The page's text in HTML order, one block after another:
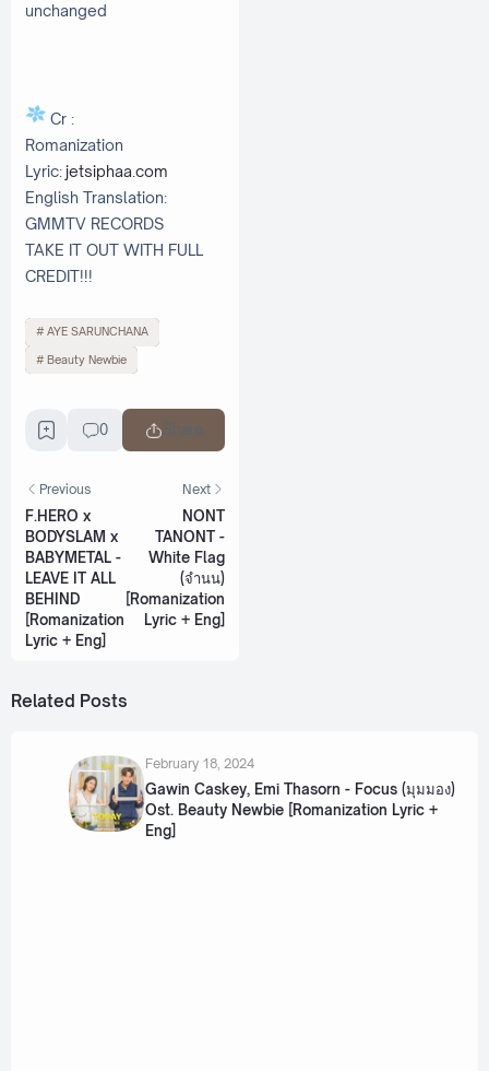
unchanged
Cr :
Romanization
Lyric:jetsiphaa.com
English Translation:
GMMTV RECORDS
TAKE IT OUT WITH FULL
CREDIT!!!
AYE SARUNCHANA
Beauty Newbie
0 Share
Previous
F.HERO x
BODYSLAM x
BABYMETAL -
LEAVE IT ALL
BEHIND
[Romanization
Lyric + Eng]
Next
NONT
TANONT -
White Flag
(จำนน)
[Romanization
Lyric + Eng]
Related Posts
February 18, 2024
Gawin Caskey, Emi Thasorn - Focus (มุมมอง)
Ost. Beauty Newbie [Romanization Lyric +
Eng]